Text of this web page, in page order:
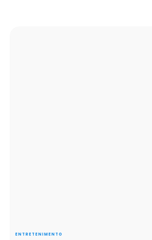
ENTRETENIMENTO